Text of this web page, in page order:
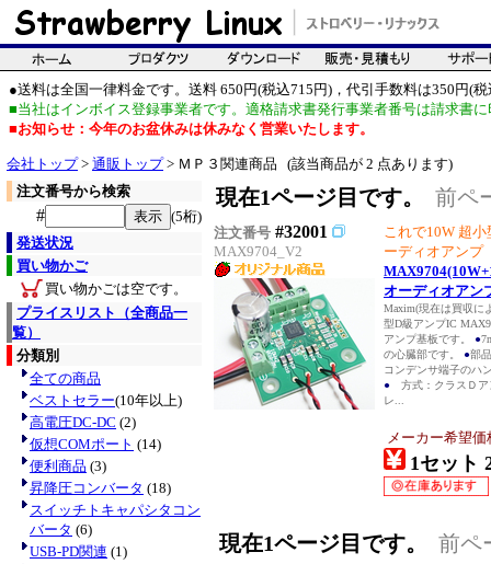
●送料は全国一律料金です。送料 650円(税込715円)，代引手数料は350円(税
■当社はインボイス登録事業者です。適格請求書発行事業者番号は請求書
■お知らせ：今年のお盆休みは休みなく営業いたします。
会社トップ> 通販トップ> ＭＰ３関連商品 (該当商品が 2 点あります)
注文番号から検索
#
(5桁)
発送状況
買い物かご
買い物かごは空です。
プライスリスト（全商品一
覧）
分類別
全ての商品
ベストセラー(10年以上)
高電圧DC-DC (2)
仮想COMポート (14)
便利商品 (3)
昇降圧コンバータ (18)
スイッチトキャパシタコン
バータ (6)
USB-PD関連 (1)
現在1ページ目です。 前ペ
注文番号 #32001
MAX9704_V2
これで10W 超
ーディオアンプ
オーディオアン
Maxim(現在は買収に
型D級アンプIC
アンプ基板です。 ●
の心臓部です。 ●部
コンデンサ端子のハ
● 方式：クラスＤ
レ...
メーカー希望
1セット
現在1ページ目です。 前ペ